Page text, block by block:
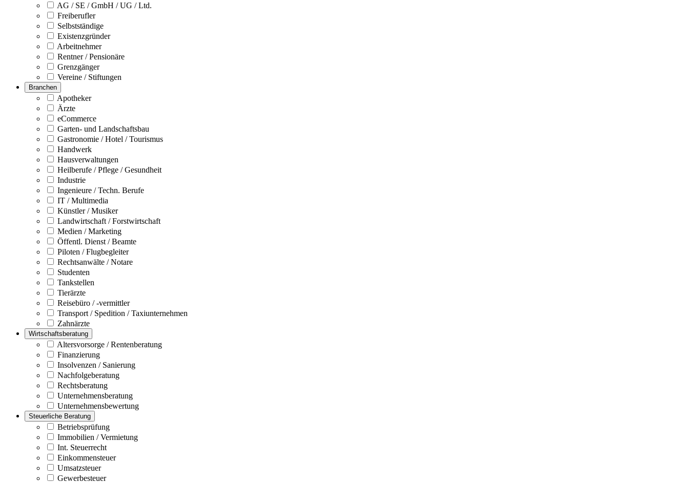
AG / SE / GmbH / UG / Ltd.
Freiberufler
Selbstständige
Existenzgründer
Arbeitnehmer
Rentner / Pensionäre
Grenzgänger
Vereine / Stiftungen
Branchen
Apotheker
Ärzte
eCommerce
Garten- und Landschaftsbau
Gastronomie / Hotel / Tourismus
Handwerk
Hausverwaltungen
Heilberufe / Pflege / Gesundheit
Industrie
Ingenieure / Techn. Berufe
IT / Multimedia
Künstler / Musiker
Landwirtschaft / Forstwirtschaft
Medien / Marketing
Öffentl. Dienst / Beamte
Piloten / Flugbegleiter
Rechtsanwälte / Notare
Studenten
Tankstellen
Tierärzte
Reisebüro / -vermittler
Transport / Spedition / Taxiunternehmen
Zahnärzte
Wirtschaftsberatung
Altersvorsorge / Rentenberatung
Finanzierung
Insolvenzen / Sanierung
Nachfolgeberatung
Rechtsberatung
Unternehmensberatung
Unternehmensbewertung
Steuerliche Beratung
Betriebsprüfung
Immobilien / Vermietung
Int. Steuerrecht
Einkommensteuer
Umsatzsteuer
Gewerbesteuer